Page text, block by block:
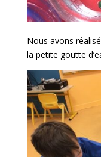
Nous avons
la petite goutte